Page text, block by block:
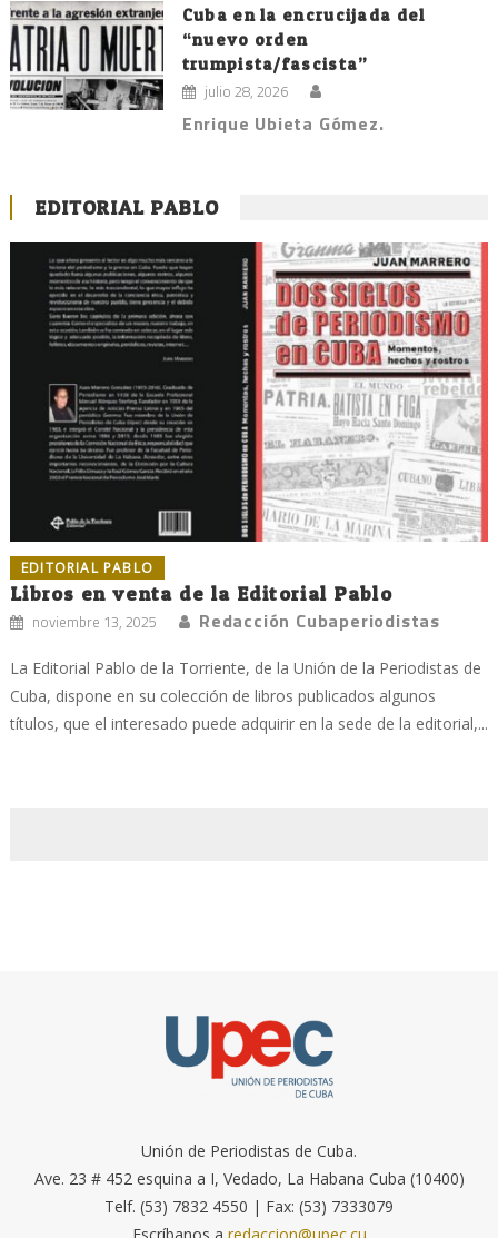
Cuba en la encrucijada del
“nuevo orden
trumpista/fascista”
julio 28, 2026
Enrique Ubieta Gómez.
EDITORIAL PABLO
EDITORIAL PABLO
Libros en venta de la Editorial Pablo
noviembre 13, 2025 Redacción Cubaperiodistas
La Editorial Pablo de la Torriente, de la Unión de la Periodistas de
Cuba, dispone en su colección de libros publicados algunos
títulos, que el interesado puede adquirir en la sede de la editorial,...
Unión de Periodistas de Cuba.
Ave. 23 # 452 esquina a I, Vedado, La Habana Cuba (10400)
Telf. (53) 7832 4550 | Fax: (53) 7333079